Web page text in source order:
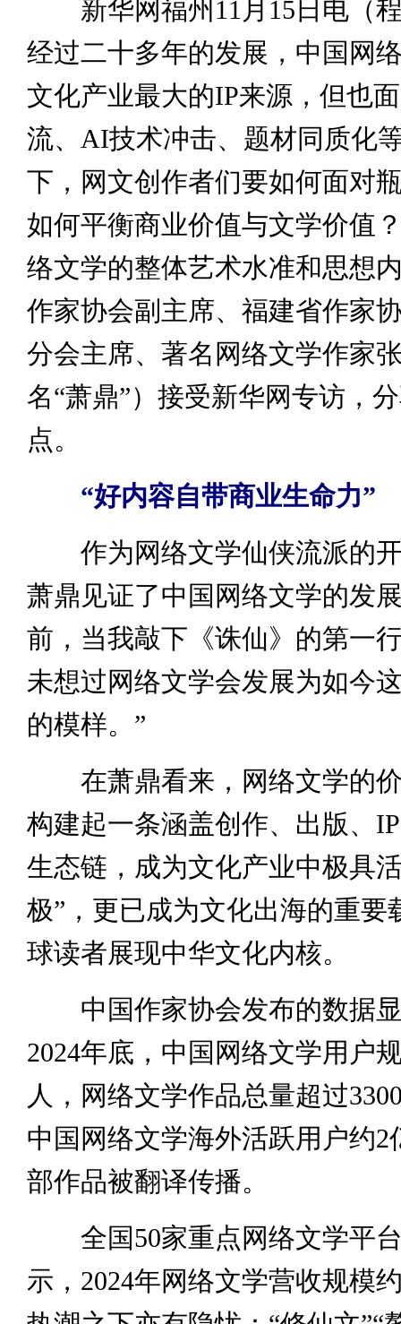
新华网福州11月15日电（
经过二十多年的发展，中国网
文化产业最大的IP来源，但也
流、AI技术冲击、题材同质化
下，网文创作者们要如何面对
如何平衡商业价值与文学价值
络文学的整体艺术水准和思想
作家协会副主席、福建省作家
分会主席、著名网络文学作家
名“萧鼎”）接受新华网专访，
点。
“好内容自带商业生命力”
作为网络文学仙侠流派的开
萧鼎见证了中国网络文学的发
前，当我敲下《诛仙》的第一
未想过网络文学会发展为如今
的模样。”
在萧鼎看来，网络文学的价
构建起一条涵盖创作、出版、
生态链，成为文化产业中极具
极”，更已成为文化出海的重要
球读者展现中华文化内核。
中国作家协会发布的数据显
2024年底，中国网络文学用户
人，网络文学作品总量超过
中国网络文学海外活跃用户约2
部作品被翻译传播。
全国50家重点网络文学平台
示，2024年网络文学营收规模